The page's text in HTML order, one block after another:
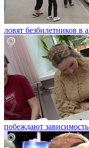
ловят безбилетников в
побеждают